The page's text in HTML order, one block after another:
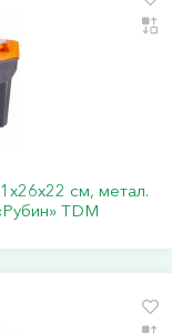
см, метал.
TDM